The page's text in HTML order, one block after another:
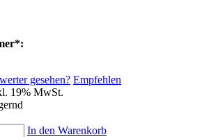
gesehen? Empfehlen
19% MwSt.
In den Warenkorb